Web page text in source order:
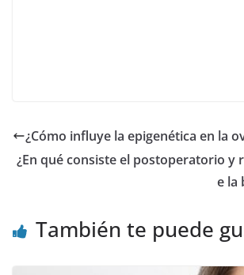
¿Cómo influye la epigenética en la
¿En qué consiste el postoperatorio y
e la
También te puede